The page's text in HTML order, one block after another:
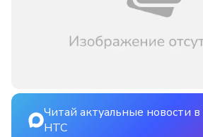
Читай актуальные новости
НТС